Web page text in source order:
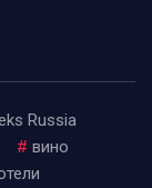
Russia
# вино